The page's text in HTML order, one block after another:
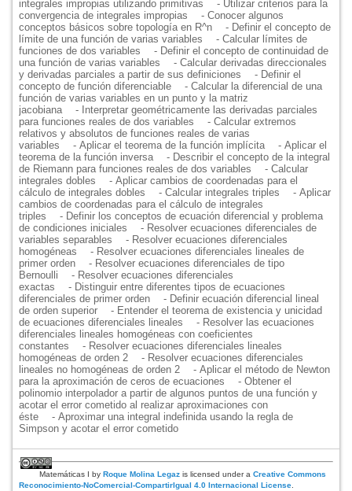
integrales impropias utilizando primitivas
- Utilizar criterios para la
convergencia de integrales impropias
- Conocer algunos
conceptos básicos sobre topología en R^n
- Definir el concepto de
límite de una función de varias variables
- Calcular límites de
funciones de dos variables
- Definir el concepto de continuidad de
una función de varias variables
- Calcular derivadas direccionales
y derivadas parciales a partir de sus definiciones
- Definir el
concepto de función diferenciable
- Calcular la diferencial de una
función de varias variables en un punto y la matriz
jacobiana
- Interpretar geométricamente las derivadas parciales
para funciones reales de dos variables
- Calcular extremos
relativos y absolutos de funciones reales de varias
variables
- Aplicar el teorema de la función implícita
- Aplicar el
teorema de la función inversa
- Describir el concepto de la integral
de Riemann para funciones reales de dos variables
- Calcular
integrales dobles
- Aplicar cambios de coordenadas para el
cálculo de integrales dobles
- Calcular integrales triples
- Aplicar
cambios de coordenadas para el cálculo de integrales
triples
- Definir los conceptos de ecuación diferencial y problema
de condiciones iniciales
- Resolver ecuaciones diferenciales de
variables separables
- Resolver ecuaciones diferenciales
homogéneas
- Resolver ecuaciones diferenciales lineales de
primer orden
- Resolver ecuaciones diferenciales de tipo
Bernoulli
- Resolver ecuaciones diferenciales
exactas
- Distinguir entre diferentes tipos de ecuaciones
diferenciales de primer orden
- Definir ecuación diferencial lineal
de orden superior
- Entender el teorema de existencia y unicidad
de ecuaciones diferenciales lineales
- Resolver las ecuaciones
diferenciales lineales homogéneas con coeficientes
constantes
- Resolver ecuaciones diferenciales lineales
homogéneas de orden 2
- Resolver ecuaciones diferenciales
lineales no homogéneas de orden 2
- Aplicar el método de Newton
para la aproximación de ceros de ecuaciones
- Obtener el
polinomio interpolador a partir de algunos puntos de una función y
acotar el error cometido al realizar aproximaciones con
éste
- Aproximar una integral indefinida usando la regla de
Simpson y acotar el error cometido
Matemáticas I byRoque Molina Legaz is licensed under aCreative Commons
Reconocimiento-NoComercial-CompartirIgual 4.0 Internacional License